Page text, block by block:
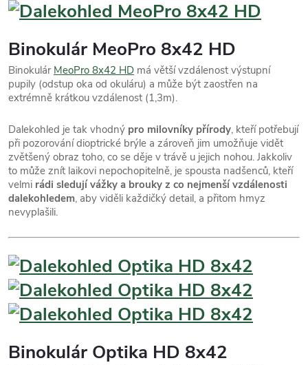
Binokulár MeoPro 8x42 HD
Binokulár MeoPro 8x42 HD má větší vzdálenost výstupní
pupily (odstup oka od okuláru) a může být zaostřen na
extrémně krátkou vzdálenost (1,3m).
Dalekohled je tak vhodný pro milovníky přírody, kteří potřebují
při pozorování dioptrické brýle a zároveň jim umožňuje vidět
zvětšený obraz toho, co se děje v trávě u jejich nohou. Jakkoliv
to může znít laikovi nepochopitelně, je spousta nadšenců, kteří
velmi rádi sledují vážky a brouky z co nejmenší vzdálenosti
dalekohledem, aby viděli každičký detail, a přitom hmyz
nevyplašili.
Binokulár Optika HD 8x42